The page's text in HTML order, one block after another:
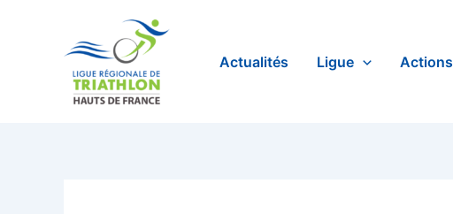
Actualités Ligue Actions